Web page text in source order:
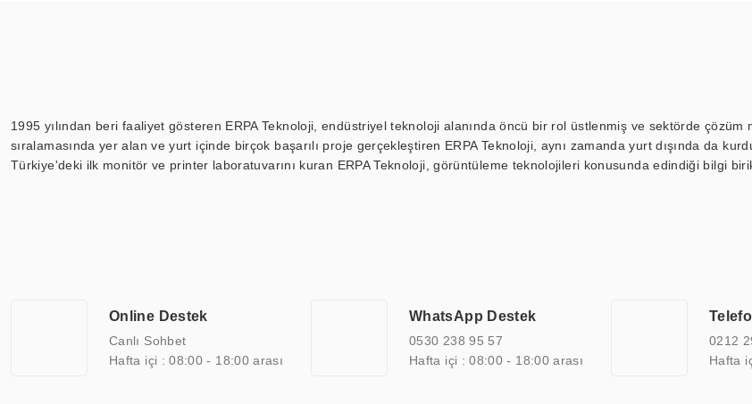
1995 yılından beri faaliyet gösteren ERPA Teknoloji, endüstriyel teknoloji alanında öncü bir rol üstlenmiş ve sektörde
sıralamasında yer alan ve yurt içinde birçok başarılı proje gerçekleştiren ERPA Teknoloji, aynı zamanda yurt dışında da
Türkiye'deki ilk monitör ve printer laboratuvarını kuran ERPA Teknoloji, görüntüleme teknolojileri konusunda edindiği bilgi
arasında yer almaktadır. ERPA Teknoloji, uluslararası standartlarda kalite belgelerine ve sertifikalara sahip olup, etik
yılların getirdiği bilgi ve tecrübe ile birleştiren ERPA Teknoloji, özel çözümleri ile iş ortaklarının öne çıkmasına ve sürekli
Online Destek
Canlı Sohbet
Hafta içi : 08:00 - 18:00 arası
WhatsApp Destek
0530 238 95 57
Hafta içi : 08:00 - 18:00 arası
0212
Hafta